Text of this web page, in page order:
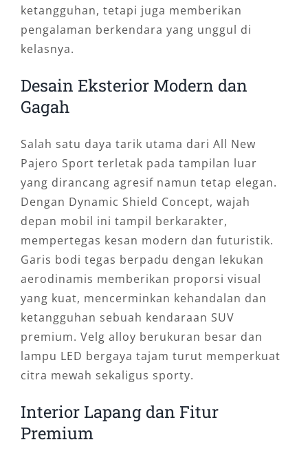
ketangguhan, tetapi juga memberikan
pengalaman berkendara yang unggul di
kelasnya.
Desain Eksterior Modern dan
Gagah
Salah satu daya tarik utama dari All New
Pajero Sport terletak pada tampilan luar
yang dirancang agresif namun tetap elegan.
Dengan Dynamic Shield Concept, wajah
depan mobil ini tampil berkarakter,
mempertegas kesan modern dan futuristik.
Garis bodi tegas berpadu dengan lekukan
aerodinamis memberikan proporsi visual
yang kuat, mencerminkan kehandalan dan
ketangguhan sebuah kendaraan SUV
premium. Velg alloy berukuran besar dan
lampu LED bergaya tajam turut memperkuat
citra mewah sekaligus sporty.
Interior Lapang dan Fitur
Premium